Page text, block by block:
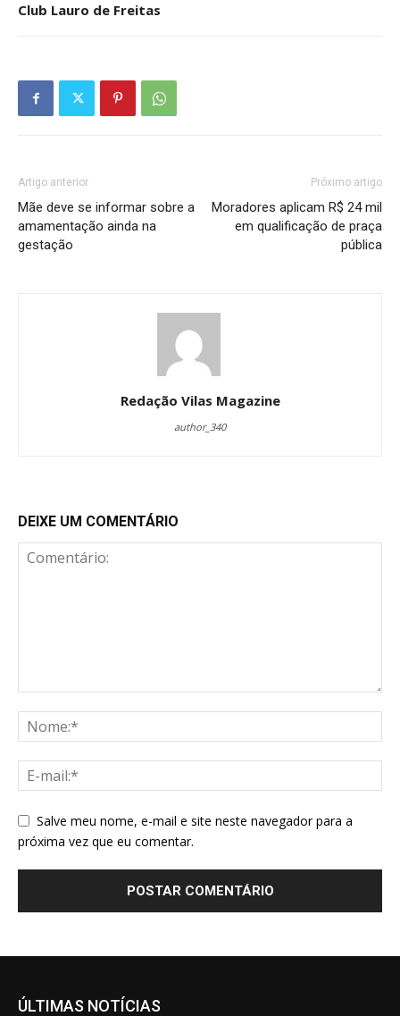
Club Lauro de Freitas
Artigo anterior
Mãe deve se informar sobre a
amamentação ainda na
gestação
Próximo artigo
Moradores aplicam R$ 24 mil
em qualificação de praça
pública
Redação Vilas Magazine
author_340
DEIXE UM COMENTÁRIO
Salve meu nome, e-mail e site neste navegador para a
próxima vez que eu comentar.
ÚLTIMAS NOTÍCIAS